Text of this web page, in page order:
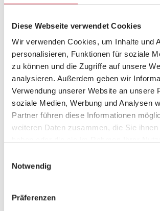
Diese Webseite verwendet Cookies
Wir verwenden Cookies, um Inhalte und
personalisieren, Funktionen für soziale
zu können und die Zugriffe auf unsere
analysieren. Außerdem geben wir
Verwendung unserer Website an unsere
soziale Medien, Werbung und Analysen
Partner führen diese Informationen
weiteren Daten zusammen, die Sie
Notwendig
Präferenzen
Getriebe Schaltgetriebe
Motordetails
2,2 l - BlueHDi
FINAL, 2.179
140 PS, mit
Technologie
Antriebsart Frontantrieb